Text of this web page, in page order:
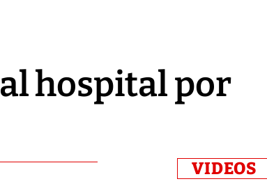
hospital por
VIDEOS